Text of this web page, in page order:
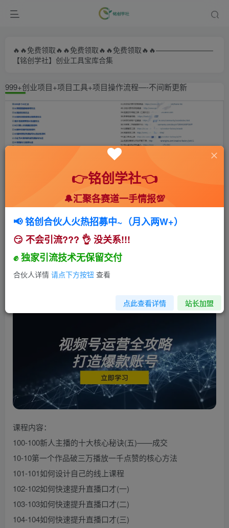
🔥🔥免费领取🔥🔥免费领取🔥🔥免费领取🔥🔥————————
【铭创学社】创业工具宝库合集
999+创业项目+项目工具+项目操作流程—-不间断更新
首页 🍻会员专享 📚综合教程 正文
视频号运营全攻略，从定位到成交一站式学习，视
频号核心秘诀，打造爆款…
小助手
163 26
课程内容：
100-100新人主播的十大核心秘诀(五)——成交
10-10第一个作品破三万播放一千点赞的核心方法
101-101如何设计自己的线上课程
102-102如何快速提升直播口才(一)
103-103如何快速提升直播口才(二)
104-104如何快速提升直播口才(三)
👉铭创学社👈
🔔汇聚各赛道一手情报💯
📢 铭创合伙人火热招募中~（月入两W+）
😏 不会引流??? 👌 没关系!!!
✊ 独家引流技术无保留交付
合伙人详情 请点下方按钮 查看
点此查看详情 站长加盟